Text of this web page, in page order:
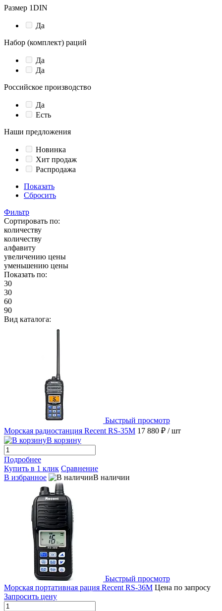
Размер 1DIN
Да
Набор (комплект) раций
Да
Да
Российское производство
Да
Есть
Наши предложения
Новинка
Хит продаж
Распродажа
Показать
Сбросить
Фильтр
Сортировать по:
количеству
количеству
алфавиту
увеличению цены
уменьшению цены
Показать по:
30
30
60
90
Вид каталога:
Быстрый просмотр
Морская радиостанция Recent RS-35M 17 880 ₽ / шт
В корзину
Подробнее
Купить в 1 клик Сравнение
В избранное
В наличии
Быстрый просмотр
Морская портативная рация Recent RS-36M Цена по запросу
Запросить цену